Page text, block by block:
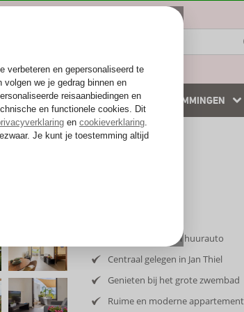
WINTERZON BESTEMMINGEN
Weg van de drukte
Inclusief vlucht en huurauto
Centraal gelegen in Jan Thiel
Genieten bij het grote zwembad
Ruime en moderne